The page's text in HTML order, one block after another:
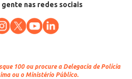
gente nas redes sociais
100 ou procure a Delegacia de Polícia
ou o Ministério Público.